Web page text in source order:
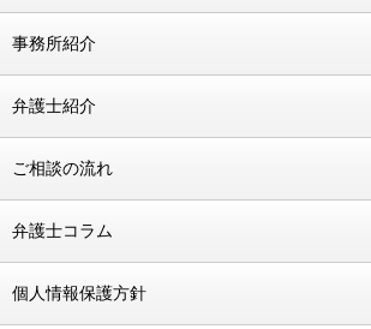
事務所紹介
弁護士紹介
ご相談の流れ
弁護士コラム
個人情報保護方針